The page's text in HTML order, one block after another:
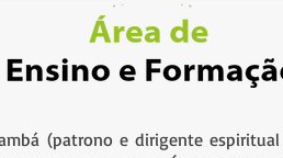
(patrono e dirigente